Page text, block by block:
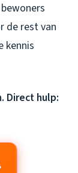
de rest van
kennis
Direct hulp: